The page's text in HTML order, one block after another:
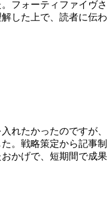
フォーティファイヴさ
した上で、読者に伝わ
れたかったのですが、
。戦略策定から記事制
かげで、短期間で成果